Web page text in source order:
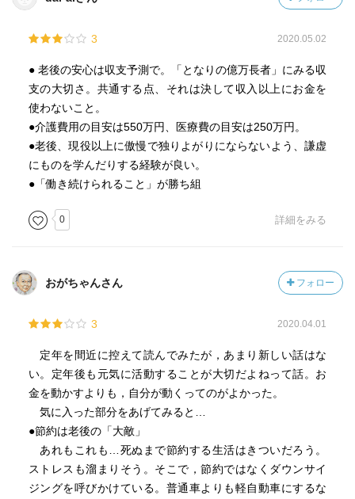
3 2020.05.02
● 老後の安心は収支予測で。「となりの億万長者」にみる収
支の大切さ。共通する点、それは決して収入以上にお金を
使わないこと。
●介護費用の目安は550万円、医療費の目安は250万円。
●老後、現役以上に傲慢で独りよがりにならないよう、謙虚
にものを学んだりする経験が良い。
●「働き続けられること」が勝ち組
0 詳細をみる
おがちゃんさん フォロー
3 2020.04.01
定年を間近に控えて読んでみたが，あまり新しい話はな
い。定年後も元気に活動することが大切だよねって話。お
金を動かすよりも，自分が動くってのがよかった。
気に入った部分をあげてみると…
●節約は老後の「大敵」
あれもこれも…死ぬまで節約する生活はきついだろう。
ストレスも溜まりそう。そこで，節約ではなくダウンサイ
ジングを呼びかけている。普通車よりも軽自動車にするな